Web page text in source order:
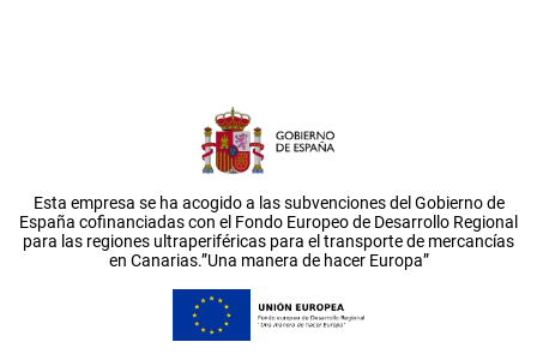
Esta empresa se ha acogido a las subvenciones del Gobierno de
España cofinanciadas con el Fondo Europeo de Desarrollo Regional
para las regiones ultraperiféricas para el transporte de mercancías
en Canarias.”Una manera de hacer Europa”